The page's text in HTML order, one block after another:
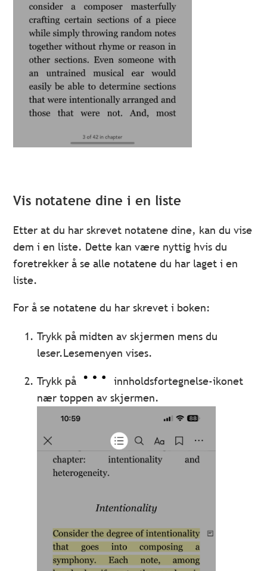
Vis notatene dine i en liste
Etter at du har skrevet notatene dine, kan du vise
dem i en liste. Dette kan være nyttig hvis du
foretrekker å se alle notatene du har laget i en
liste.
For å se notatene du har skrevet i boken:
Trykk på midten av skjermen mens du
leser.Lesemenyen vises.
Trykk på
innholdsfortegnelse-ikonet
nær toppen av skjermen.